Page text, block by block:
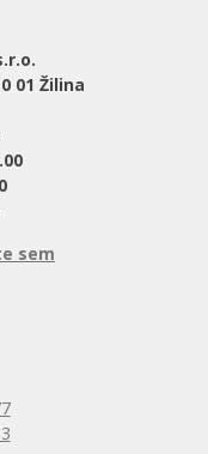
01 Žilina
sem